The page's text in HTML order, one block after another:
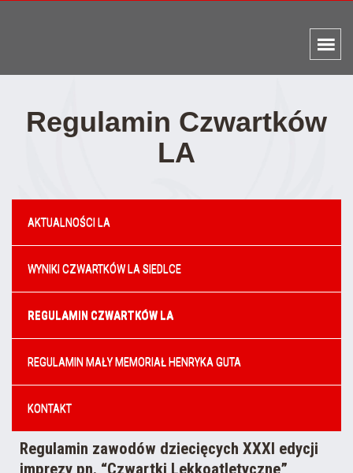
Regulamin Czwartków
LA
AKTUALNOŚCI LA
WYNIKI CZWARTKÓW LA SIEDLCE
REGULAMIN CZWARTKÓW LA
REGULAMIN MAŁY MEMORIAŁ HENRYKA GUTA
KONTAKT
Regulamin zawodów dziecięcych XXXI edycji
imprezy pn. “Czwartki Lekkoatletyczne”